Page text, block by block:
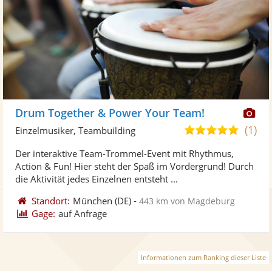
Drum Together & Power Your Team!
5,0(1)
Einzelmusiker, Teambuilding
Der interaktive Team-Trommel-Event mit Rhythmus,
Action & Fun! Hier steht der Spaß im Vordergrund! Durch
die Aktivität jedes Einzelnen entsteht ...
Standort: München (DE) -443 km von Magdeburg
Gage: auf Anfrage
Informationen zum Ranking dieser Liste